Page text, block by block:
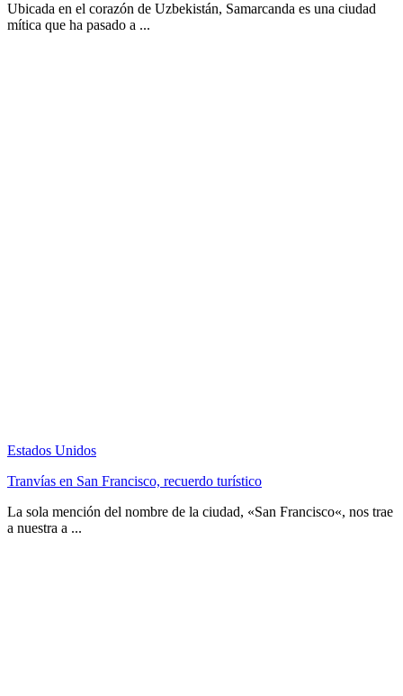
Ubicada en el corazón de Uzbekistán, Samarcanda es una ciudad
mítica que ha pasado a ...
Estados Unidos
Tranvías en San Francisco, recuerdo turístico
La sola mención del nombre de la ciudad, «San Francisco«, nos trae
a nuestra a ...